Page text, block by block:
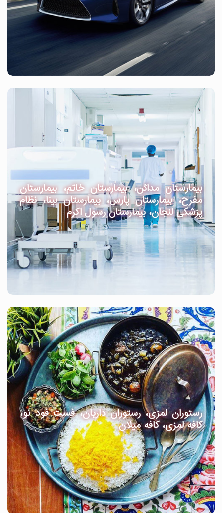
بیمارستان مدائن، بیمارستان خاتم، بیمارستان
مفرح، بیمارستان پارس، بیمارستان بینا، نظام
پزشکی لنجان، بیمارستان رسول اکرم
رستوران لمزی، رستوران داریان، فست فود نو،
کافه لمزی، کافه میلان